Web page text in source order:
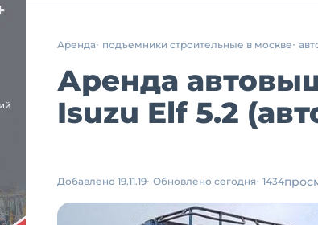
Аренда подъемники строительные в москве
Аренда
Isuzu Elf 5.2
Добавлено 19.11.19 Обновлено сегодня 1434